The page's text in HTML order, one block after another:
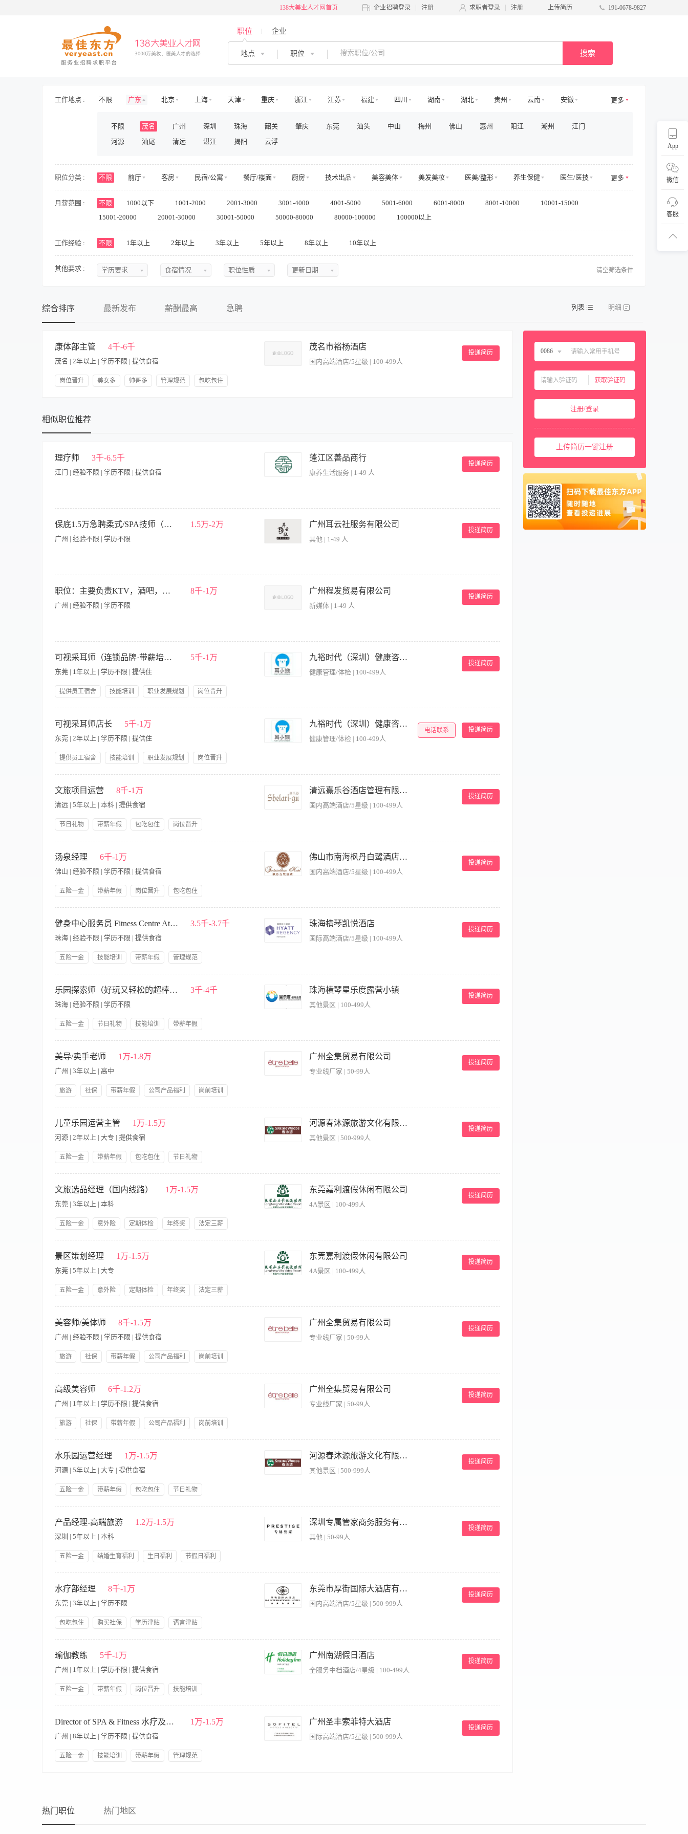
138大美业人才网首页 企业招聘登录 注册 求职者登录 注册 上传简历 191-0678-9827
职位 企业
地点 职位 搜索
App
扫码
微信
客服
工作地点 : 不限 广东 北京 上海 天津 重庆 浙江 江苏 福建 四川 湖南 湖北 贵州 云南
安徽
新疆
西藏 内蒙古 香港 澳门 国外
不限 茂名 广州 深圳 珠海 韶关 肇庆 东莞 汕头 中山 梅州 佛山 惠州 阳江 潮州
江门
河源
汕尾 清远 湛江 揭阳 云浮
更多
职位分类 : 不限 前厅 客房 民宿/公寓 餐厅/楼面 厨房 技术出品 美容美体 美发美妆 医美/整形 养生保健
医生/医技
护士/护理
旅游/景区/乐园 旅游交通 娱乐 运动健身 零售管理 店面店员 电商运营 电商其他
物业管理
房地产开发
房地产规划与设计 房地产销售/中介 房地产工程 高层管理 市场/运营 销售/商务拓展 收益/预订
客服及支持
人力资源
行政 财务/审计/税务 法务/咨询 IT/电脑 工程/维修 安保/消防 生产营运
更多
月薪范围 : 不限 1000以下 1001-2000 2001-3000 3001-4000 4001-5000 5001-6000 6001-8000 8001-10000
10001-15000
15001-20000
20001-30000 30001-50000 50000-80000 80000-100000 100000以上
工作经验 : 不限 1年以上 2年以上 3年以上 5年以上 8年以上 10年以上
其他要求 : 学历要求
初中
中技
高中
大专
食宿情况
提供食宿
食宿面议
职位性质
全职
更新日期
近五天
近一周
清空筛选条件
综合排序 最新发布 薪酬最高 急聘
康体部主管 4千-6千
茂名 | 2年以上 | 学历不限 | 提供食宿
岗位晋升 美女多 帅哥多 管理规范
包吃包住
茂名市裕杨酒店
国内高端酒店/5星级 | 100-499人
投递简历
养，及时上报维修需求，确保设备正常运行； 5、处理客户投诉与突发情况，提供高效解决方案，维护酒店品牌形象； 6、协调与其他部门的合作，配合酒店整体运营
需求，完成上级交办的其他任务。 【岗位要求】 1、具备较强的服务意识与管理能力，有酒店或康体行业相关经验者优先； 2、熟悉健身房、泳池或SPA等康体设施
康，能适应弹性工作时间及一定强度的体力工作； 6、无学历、年龄限制，欢迎有热情、有责任心的求职者加入。 工作时间：10:00-22:00
相似职位推荐
理疗师 3千-6.5千
江门 | 经验不限 | 学历不限 | 提供食宿
蓬江区善品商行
康养生活服务 | 1-49 人
投递简历
欢迎应聘！ 招聘岗位 全职理疗师、理疗学徒；同时招募在校大学生、应届毕业生、医科院校学生假期兼职 ✅具备中医相关知识者优先录用 岗位职责 1. 为顾客提供专
业理疗服务，根据个人身体状况，定制专属理疗调理方案。 2. 熟练操作专业理疗设备，针对颈肩腰腿痛、亚健康等问题做身体调理改善。 3. 维护店内环境卫生与设备
整洁，规范服务流程，保障每一位顾客的体验与安全。 培训支持 无需经验、无需基础！资深老师一对一亲手教学，全程带教，快速上岗上手。 门店提供长期成长渠
单。 配备先进专利康复设备，专注颈肩腰腿痛调理、亚健康养护领域，专业正规、平台靠谱，适合长期发展。 真心想学技术、想稳定就业、寻求假期实习兼职的朋
保底1.5万急聘柔式/SPA技师（采耳/精油/包吃住） 1.5万-2万
广州 | 经验不限 | 学历不限
广州耳云社服务有限公司
其他 | 1-49 人
投递简历
能力，服务意识以及敬业精神； 4，有相关工作经验的优先考虑。 薪资待遇： 1，保底1W-1.5W元+奖金，综合收入15000-30000元，食宿全包。 2，节假日福利，生日
职位：主要负责KTV，酒吧，会所，等娱乐场所的日常管理和桌面服务清洁工作，配合现场管理，保障营业秩序与客户体验及响应要求， 8千-1万
广州 | 经验不限 | 学历不限
广州程发贸易有限公司
新媒体 | 1-49 人
投递简历
作，包括及时清理桌面、更换烟灰缸、补充酒水及小吃，保障客户使用区域的卫生与舒适。 3、配合现场管理人员，维持营业秩序，妥善处理客户投诉及突发状况，
提升客户体验与满意度。 4、协助完成酒水、食品等物品的库存盘点与出入库管理，确保账实相符。 5、遵守公司服务标准与安全规范，参与班前会及培训，落实各项
运营流程。 【岗位要求】 1、学历、经验不限，年龄18-45周岁，身体健康，能适应夜班及弹性排班工作制。 2、具备良好的服务意识与亲和力，沟通表达能力清晰，
能与客户及同事顺畅协作。 3、工作积极主动，责任心强，能吃苦耐劳，有团队配合精神。 4、无不良嗜好及犯罪记录，品行端正，服从现场管理安排。 5、有娱乐场
所、餐饮服务或保洁相关经验者优先，无经验可带薪培训。
可视采耳师（连锁品牌·带薪培训·晋升合伙） 5千-1万
东莞 | 1年以上 | 学历不限 | 提供住
提供员工宿舍 技能培训 职业发展规划 岗位晋升
九裕时代（深圳）健康咨询服务有限公司
健康管理/体检 | 100-499人
投递简历
验。现因华东/华南等多地门店同步扩张，诚邀专业采耳人才加入。 【岗位职责】 1.熟练操作可视采耳仪，独立完成耳部检查、清洁及养护工作； 2.结合客户耳道情
况，制定科学的耳部健康护理方案； 3.严格执行无菌操作标准，维护设备及环境卫生； 4.参与总部组织的技能提升培训，不断优化服务流程。 【任职要求】 1.年龄
18-45周岁，形象端正，护理、医学相关专业优先考虑； 2.具备良好的手部稳定性及观察力，有采耳、洗眼、头疗经验者优先； 3.沟通亲和力强，具备良好的客户服务
意识及团队协作精神； 4.渴望在美康行业发展，接受公司统一培训与管理； 特别说明：公司提供完善的职业晋升路径，优秀者可晋升为门店合伙人。 【福利待遇】包
住宿 | 五险 丨 内部晋升 | 合伙创业扶持 求职者可在考核通过后在意向城市安排入职，目前招聘中的门店： 广东区域东莞市/惠州市 1. 广东省东莞市南城区东莞大道666
号百悦尚城36栋商铺1161耳小熊可视采耳 2. 广东省东莞市南城街道金丰路1号1032室耳小熊可视采耳店 3. 广东省东莞市东城街道长泰路东城段3号179室耳小熊可视采
镇竹园路8号中洲天御花园（二期）第1栋1单元1层耳小熊可视采耳 7. 广东省惠州市惠城城旭日一路1号中信水岸城花园四期第51栋1层09号 8. 广东省惠州市惠城区江北
街道文昌一路7号（华贸购物中心）九号街0531号商铺耳小熊可视采耳店 湖南区域： 9.湖南省怀化市鹤城区大汉龙城电信小区门店11—201耳小熊可视采耳店 10.湖南
区河西舞水湾府1幢商铺112号耳小熊可视采耳店 广西区域： 13.广西省贵港市港北区桂林路888号（通泰*爱丽舍）2栋109号 14.广西省贵港市港北区仙衣路1398号（阳
可视采耳师店长 5千-1万
东莞 | 2年以上 | 学历不限 | 提供住
提供员工宿舍 技能培训 职业发展规划 岗位晋升
九裕时代（深圳）健康咨询服务有限公司
健康管理/体检 | 100-499人
电话联系 投递简历
验。现因华东/华南等多地门店同步扩张，诚邀专业采耳人才加入。 【岗位职责】 1.熟练操作可视采耳仪，独立完成耳部检查、清洁及养护工作； 2.结合客户耳道情
况，制定科学的耳部健康护理方案； 3.严格执行无菌操作标准，维护设备及环境卫生； 4.参与总部组织的技能提升培训，不断优化服务流程。 【任职要求】 1.年龄
18-45周岁，形象端正，护理、医学相关专业优先考虑； 2.具备良好的手部稳定性及观察力，有采耳、洗眼、头疗经验者优先； 3.沟通亲和力强，具备良好的客户服务
意识及团队协作精神； 4.渴望在美康行业发展，接受公司统一培训与管理； 特别说明：公司提供完善的职业晋升路径，优秀者可晋升为门店合伙人。 【福利待遇】包
住宿 | 五险 丨 内部晋升 | 合伙创业扶持 求职者可在考核通过后在意向城市安排入职，目前招聘中的门店： 广东区域东莞市/惠州市 1.东莞市南城区东莞大道666号百悦
尚城36栋商铺1161耳小熊可视采耳 2. 东莞市南城街道金丰路1号1032室耳小熊可视采耳店 3. 东莞市东城街道长泰路东城段3号179室耳小熊可视采耳店 4. 东莞市万江街
单元1层耳小熊可视采耳 7. 惠州市惠城城旭日一路1号中信水岸城花园四期第51栋1层09号 8. 惠州市惠城区江北街道文昌一路7号（华贸购物中心）九号街0531号商铺耳
小熊可视采耳店 湖南区域： 9.湖南省怀化市鹤城区大汉龙城电信小区门店11—201耳小熊可视采耳店 10.湖南省怀化市鹤城区星东路677号盛世华都北区南门耳小熊可
域： 13.广西省贵港市港北区桂林路888号（通泰*爱丽舍）2栋109号 14.广西省贵港市港北区仙衣路1398号（阳光城）8幢B-20号 15.广西壮族自治区贵港市平南县平南
文旅项目运营 8千-1万
清远 | 5年以上 | 本科 | 提供食宿
节日礼物 带薪年假 包吃包住
岗位晋升
清远熹乐谷酒店管理有限公司
国内高端酒店/5星级 | 100-499人
投递简历
负责。通过精细化的运营手段，提升游客满意度与重游率，实现项目资产价值提升及年度经营目标（营收、利润、客流）的达成。 2. 运营体系搭建：主导建立标准化
的运营管理体系（SOP），涵盖票务、导览、商业、演艺、IP、物业等全流程，确保运营工作的高效、规范运转，提升运营效果。 3. 文旅活动策划：结合项目特色与
当地文化IP，推动IP与文创产品以及新媒体内容深度融合，主导完成大型节庆活动、主题营销活动、沉浸式体验等内容的落地执行，并联合内、外部媒体资源开展合
作宣传。 4. 数据驱动决策：监控客群结构、消费习惯、二次消费转化率等核心数据，基于数据分析及时调整运营策略并推动实施，优化业态布局，提升营收。 5. 外部
资源对接：维护与政府相关职能部门（文旅局、消防、公安、交通等）的关系，处理突发事件及游客投诉，保障项目安全合规运营。 6. 安全及成本管控：负责运营成
本管控，落实安全责任管理，定期组织安全检查。制定并演练各类突发事件应急预案，确保全年安全责任事故为零。 【任职资格】 1.本科及以上学历，旅游管理、酒
悉文旅项目收入构成（门票、二销、商业租金）及成本控制逻辑； 4.较强的组织协调能力，能跨部门推动工作落地； 5.出色的商务谈判能力，擅长商户管理及政府对
接； 6.有4A/5A景区旅游度假区/特色小镇运营管理经验优先； 7.热爱文旅行业，对用户需求敏感，有服务意识和创新精神。 【福利待遇】 薪资结构：综合月薪8k-
汤泉经理 6千-1万
佛山 | 经验不限 | 学历不限 | 提供食宿
五险一金 带薪年假 岗位晋升
包吃包住
佛山市南海枫丹白鹭酒店有限公司
国内高端酒店/5星级 | 100-499人
投递简历
悉公共场所卫生、消防法规，具备应急处理能力； 4、擅长团队管理、营销策划，具备较强沟通抗压能力； 5、有酒店配套汤泉筹备运营经验优先录用。
健身中心服务员 Fitness Centre Attendant 3.5千-3.7千
珠海 | 经验不限 | 学历不限 | 提供食宿
五险一金 技能培训 带薪年假
管理规范
珠海横琴凯悦酒店
国际高端酒店/5星级 | 100-499人
投递简历
灵活的服务。 Facility quality check and maintenance follow up. 检查设施设备质量并保持随时跟进。 Ensures accurate knowledge of hotel services. 确保对酒店服务及产品知识
精确了解。 Ensures the highest possible standard of hygiene, cleanliness and orderliness of the Spa area, facilities and equipment, including locker rooms, pool, pantry, guest lift,
fitness area. 确保高标准的卫生，以及水疗和健身区域的设施设备整洁有序，包括更衣室、游泳池、后场办公室、健身中心等。 Controls all Fitness linen according to the
department operation procedures. 根据部门营运程序来控制所有健身中心的布草。 Responds to any changes in the Fitness Centre as dictated by the industry, company and hotel.
根据行业，公司和酒店的规定，对健身中心的任何变化做出响应。
乐园探索师（好玩又轻松的超棒岗位） 3千-4千
珠海 | 经验不限 | 学历不限
五险一金 节日礼物 技能培训
带薪年假
珠海横琴星乐度露营小镇
其他景区 | 100-499人
投递简历
式游玩，快乐值拉满！ 工作内容轻松有趣，互动感十足，每次引导游玩、陪伴探索都极具成就感，日常灵活排班，工作生活平衡不加班！ 如果你性格活泼开朗、自带
亲和力，喜欢小朋友，擅长趣味互动、讲故事带动气氛，乐于接待各地游客，热爱乐园游玩，脑洞大、会制造欢乐氛围，那乐园探索师是你的理想工作！ 1.为游客提
供良好服务，做到热情、礼貌。 2.维持岗位秩序，引导游客游玩。 3.观察现场，提醒游客游玩安全。 4.积极配合园内活动执行。 5.负责游玩环境的卫生清洁，并保持
良好卫生状况。 6.负责设备设施、游玩环境日常巡检，发现问题及时处理。 7.负责设备设施的检查与维护。 8.积极推广门票产品促销活动及招揽二销游客。 9.遇突发
事件及时处理及上报。 10.安全管理：负责责任区域的消防安全、人身安全、财产安全、资金安全、数据安全等管理，确保不发生安全事故。 11.完成公司及上级领导
安排的其它工作。
美导/卖手老师 1万-1.8万
广州 | 3年以上 | 高中
旅游 社保 带薪年假 公司产品福利 岗前培训
广州全集贸易有限公司
专业线厂家 | 50-99人
投递简历
岁，有专业线美导卖手工作经验，销售能力强、会面部手法！ 年薪18万 上不封顶！！！ 条件不适者 勿扰！谢谢！ 【岗位职责】 1、负责公司美业产品的销售推广工
作，对公司加盟店进行产品知识、手法技能等相关知识培训，完成公司下达的销售任务 2、协助加盟店做好开业前的筹备、宣传及驻店扶持工作，为客户提供专业的
美容咨询，提升客户满意度； 3、定期跟进客户需求，维护客户关系，对所管理的加盟店开展技术和销售培训，提升加盟店业绩，挖掘潜在销售机会； 4、参与公司组
织的产品培训和销售技巧培训等团建活劝，提升专业能力； 5、针对加盟店制定活动方案，维护所辖区域市场，以及市场同类产品信息收集及反馈； 6、配合团队完成
市场推广活动，提升品牌影响力。 【岗位要求】 1、人品端正、皮肤好、综合素质高，专业线美容导师、卖手老师从业经历； 对美业行业有浓厚兴趣，愿意长期从事
美业销售工作 2、性格活泼开朗，善与沟通交流，语言表达能力强，具有良好的职业素质； 3、学习能力强，能够快速掌握产品知识和销售技巧； 4、医学、护理、美
连锁店相关经验优先。
儿童乐园运营主管 1万-1.5万
河源 | 2年以上 | 大专 | 提供食宿
五险一金 带薪年假 包吃包住 节日礼物
河源春沐源旅游文化有限公司
其他景区 | 500-999人
投递简历
设备运行及活动执行，提升客户满意度; 4、协调处理客户反馈与突发情况，维护良好服务形象; 任职要求: 1、具备良好的沟通能力和服务意识，能有效引导团队协作;
2、有责任心和应变能力，能应对儿童游乐场景中的各类突发状况; 3、熟悉儿童活动场所运营管理流程，注重安全与细节管理; 4、热爱儿童教育或儿童服务行业，工作
积极主动，富有耐心。 5、有奈尔宝、儿童托管所管理经验者优先；
文旅选品经理（国内线路） 1万-1.5万
东莞 | 3年以上 | 本科
五险一金 意外险 定期体检 年终奖
法定三薪
东莞嘉利渡假休闲有限公司
4A景区 | 100-499人
投递简历
快闪店、线上小程序三端同步发售，对季度售罄率负责。 硬性要求 1.本科以上，3 年以上旅行社产品/文创产品管理经验； 2.熟悉华南目的地（广深珠、潮汕、桂林、
长沙）资源，能直接拉合同价； 3. 加分项 具备政府补贴、研学基地资质申报经验优先。 具备 IP 联名谈判经验（故宫、敦煌、泡泡玛特、王X荣耀等）。
景区策划经理 1万-1.5万
东莞 | 5年以上 | 大专
五险一金 意外险 定期体检 年终奖
法定三薪
东莞嘉利渡假休闲有限公司
4A景区 | 100-499人
投递简历
资源，与外部合作方保持良好沟通，确保策划项目的顺利推进； 4.分析市场趋势和游客需求，持续优化景区运营策略和服务流程。 任职要求： 1.具备丰富的景区策划
及运营管理经验，熟悉旅游市场动态； 2.具有出色的创意思维和策划能力，能够独立撰写高质量策划方案； 3.优秀的团队领导能力和跨部门协作能力，能够有效推动
项目执行； 4.良好的沟通技巧，能够与各类合作伙伴建立稳固的合作关系； 5.面试需提供过往活动策划案例。
美容师/美体师 8千-1.5万
广州 | 经验不限 | 学历不限 | 提供食宿
旅游 社保 带薪年假 公司产品福利 岗前培训
广州全集贸易有限公司
专业线厂家 | 50-99人
投递简历
档案，了解她们的爱好、要求及皮肤的特性，以便更好地提供服务； 4、负责保管美容及按摩工具，对工具、美容用品的采购提出建议； 5、参加美容院晨会，完成每
天工作流程报表与每月总结报表； 6、完成店长安排的其他工作。 【岗位要求】 1、皮肤好，仪表大方，熟悉美容美体产品和手法； 2、持有健康康证、美容师证书
者、有美容院工作经验者优先； 3、良好的语言表达能力，善于沟通，服务意识强，工作耐心细致； 4、吃苦耐劳，爱岗敬业，良好的个人素质，较高的职业素养和道
德； 5、性格开朗乐观，积极向上，团队协作能力强； 6、年龄在20—40岁之间。
高级美容师 6千-1.2万
广州 | 1年以上 | 学历不限 | 提供食宿
旅游 社保 带薪年假 公司产品福利 岗前培训
广州全集贸易有限公司
专业线厂家 | 50-99人
投递简历
确保工具设备的消毒与维护 4、跟踪客户护理效果，提供后续护理建议 5、参与公司组织的培训和学习，不断提升专业技能 【岗位要求】 1、具备美容师相关资格证书
2、熟悉各类美容仪器和产品的使用 3、良好的沟通能力和服务意识 4、能够适应轮班工作制 5、有相关工作经验者优先
水乐园运营经理 1万-1.5万
河源 | 5年以上 | 大专 | 提供食宿
五险一金 带薪年假 包吃包住 节日礼物
河源春沐源旅游文化有限公司
其他景区 | 500-999人
投递简历
程，并监督执行，确保运营安全、高效、规范。 * 负责园区日常运营管理，包括但不限于游客接待、设备维护、环境卫生、安全保障等。 * 分析运营数据，定期提交
运营报告，并提出改进建议，持续提升运营效率和盈利能力。 * 对接销售部，研究制定并执行市场营销计划，提升市场占有率。 * 负责培训和管理运营团队，提升团
队服务意识和专业技能。 * 处理突发事件，维护公司形象和利益。 * 完成领导交办的其他工作。 二、任职要求 * 大专及以上学历，市场营销、工商管理、旅游管理等
相关专业优先。 * 3年以上主题乐园、旅游景区或相关行业运营管理经验。 * 熟悉主题乐园运营模式及流程，具备较强的市场敏锐度和经营思维。 * 具备良好的沟通协
调能力、团队管理能力和抗压能力。 * 工作认真负责，具备良好的职业道德和服务意识。 * 具备水上乐园或水上项目运营经验者优先。
产品经理-高端旅游 1.2万-1.5万
深圳 | 5年以上 | 本科
五险一金 结婚生育福利 生日福利
节假日福利
深圳专属管家商务服务有限公司
其他 | 50-99人
投递简历
成年度24家国内高端酒店、度假村、地接社等核心资源的开拓、签约与关系维护，建立并更新优质供应商库。 独立完成 “私家团”、“高端定制游”、“奢华度假套餐” 等
产品的策划、设计与上线全流程，对产品内容的独特性、准确性与吸引力负责。 持续关注行业政策与法规，确保所有上线产品 100%符合旅游法、签证及目的地安全
等合规要求，规避法律风险。 2、销售业绩与产品运营 核心绩效指标：负责产品的总销售额与毛利、产品线业绩目标达成率、产品信息准确率。 考核关联职责： 对负
责产品线的整体销售额、利润及 “库存周转率” 等核心商业指标承担直接责任。 实时监控产品订单与销售数据，根据市场反馈和业绩表现，及时优化产品内容、定价
与库存，提升产品转化率。 深度响应会员定制需求，高效输出专业的行程方案与报价，通过支持销售团队，促成高净值客户订单，提升定制需求成交率。 3、服务交
付与风险控制 核心绩效指标：客户满意度、重大投诉发生率、风险事件应急响应时效。 识别产品涉及的目的地安全、供应商履约、政策变动等潜在风险，主导制定并
预案（如退改规则、保险覆盖）； 5、定期对会员服务中心、会籍管理中心等部门进行产品业务培训； 6、定期进行数据分析以提升业务。 任职资格： 1、全日制本科
及以上学历，旅游管理、市场营销、工商管理等相关专业优先； 2、5年及以上高端/奢华的酒店或旅游相关工作经验； 3、了解高端旅客的需求和消费习惯，熟悉旅游
势与客户需求设计出差异化产品； 6、具备良好的沟通协调能力，能够联动各部门推动项目落地与实施； 7、具备用户导向思维、抗压能力强，对突发问题能够快速、
水疗部经理 8千-1万
东莞 | 3年以上 | 学历不限
包吃包住 购买社保 学历津贴
语言津贴
东莞市厚街国际大酒店有限公司
国内高端酒店/5星级 | 500-999人
投递简历
水疗项目，优化服务流程提升客户体验 4、管理库存及设备维护，控制运营成本 5、处理客户投诉及突发事件，维护高端客户关系 【岗位要求】 1、具备3年以上高端
水疗中心或五星级酒店SPA管理经验 2、熟悉水疗行业服务标准及运营流程 3、出色的团队管理能力和客户服务意识 4、具备市场敏感度及创新策划能力 5、能适应弹
性工作时间安排
瑜伽教练 5千-1万
广州 | 1年以上 | 学历不限 | 提供食宿
五险一金 带薪年假 岗位晋升
技能培训
广州南湖假日酒店
全服务中档酒店/4星级 | 100-499人
投递简历
身体情况，编排季度或月度课程主题。定期更新课程库，避免重复性教学，保持会员新鲜感。 3.会员维护： 建立学员档案，记录会员的身体情况与练习进度。课后主
动沟通，提供有针对性的练习建议，提升会员续课率与转介绍率。 4.场地管理： 负责教室环境卫生、灯光音乐调试及瑜伽垫、抱枕等用品的消毒归位，维护场馆的专
业形象。 5.营销： 需完成体验课转化、销售推广等工作。 任职要求： 1.1-3年以上教学经验，能熟练教授哈他、流瑜伽或阿斯汤加等至少两种流派课程。简历请附带
擅长的流派及教培经历。 2.持有全美瑜伽联盟RYT-200及以上认证，或同等含金量的专业机构培训证书。拥有急救证书（如红十字会急救员证）者优先。 3.具备良好
的观察力与沟通力，能通过口令与辅助手法精准纠正会员体式，且亲和力强。 4.形象体态端正，热爱教学，有服务意识和团队协作精神。 5.薪酬结构：底薪（3000/
Director of SPA & Fitness 水疗及健身中心总监 1万-1.5万
广州 | 8年以上 | 学历不限 | 提供食宿
五险一金 技能培训 带薪年假
管理规范
广州圣丰索菲特大酒店
国际高端酒店/5星级 | 500-999人
投递简历
ongoing provision of administrative controls. 制定并随时更新行政管理措施。 7. Assist in the recruitment, development and training of all department heads and Support staff. 协助
列表 明细
0086
获取验证码
注册/登录
上传简历一键注册
中国大陆 0086
中国澳门 00853
西班牙
泰国 0066
柬埔寨 00855
00971
热门职位 热门地区